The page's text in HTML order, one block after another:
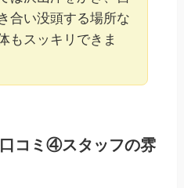
合い没頭する場所な
もスッキリできま
コミ④スタッフの雰